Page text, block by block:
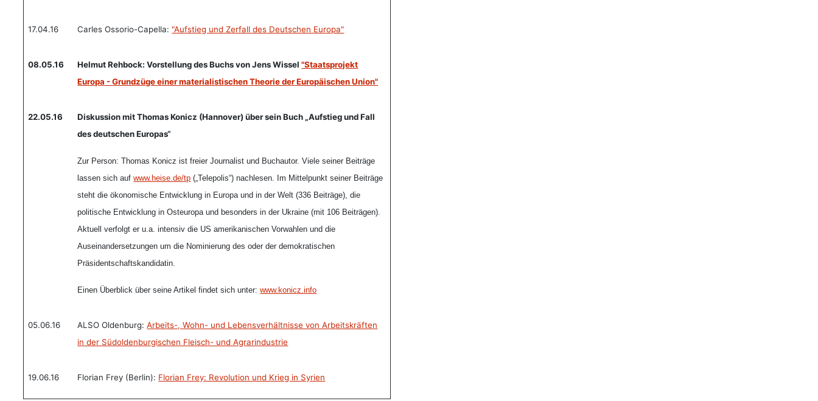
17.04.16 Carles Ossorio-Capella: "Aufstieg und Zerfall des Deutschen Europa"
08.05.16 Helmut Rehbock: Vorstellung des Buchs von Jens Wissel"Staatsprojekt
Europa - Grundzüge einer materialistischen Theorie der Europäischen Union"
22.05.16
Diskussion mit Thomas Konicz (Hannover) über sein Buch „Aufstieg und Fall
des deutschen Europas“
Zur Person: Thomas Konicz ist freier Journalist und Buchautor. Viele seiner Beiträge
lassen sich aufwww.heise.de/tp („Telepolis“) nachlesen. Im Mittelpunkt seiner Beiträge
steht die ökonomische Entwicklung in Europa und in der Welt (336 Beiträge), die
politische Entwicklung in Osteuropa und besonders in der Ukraine (mit 106 Beiträgen).
Aktuell verfolgt er u.a. intensiv die US amerikanischen Vorwahlen und die
Auseinandersetzungen um die Nominierung des oder der demokratischen
Präsidentschaftskandidatin.
Einen Überblick über seine Artikel findet sich unter:www.konicz.info
05.06.16 ALSO Oldenburg:Arbeits-, Wohn- und Lebensverhältnisse von Arbeitskräften
in der Südoldenburgischen Fleisch- und Agrarindustrie
19.06.16 Florian Frey (Berlin): Florian Frey: Revolution und Krieg in Syrien